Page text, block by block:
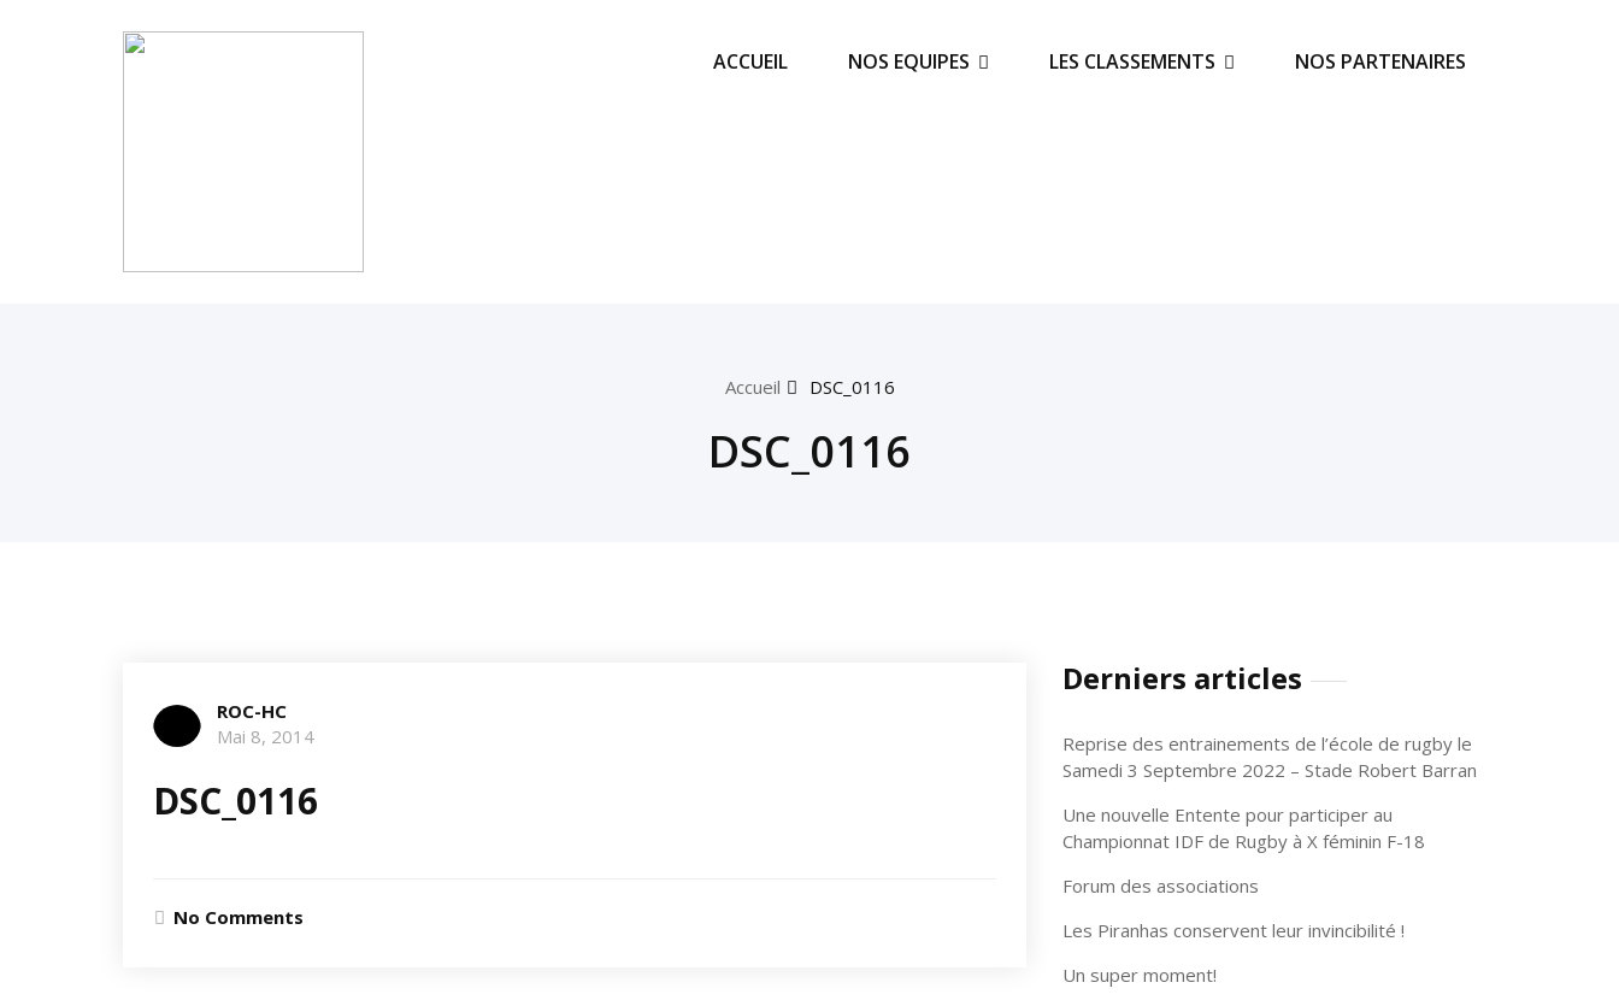
ACCUEIL NOS EQUIPES LES CLASSEMENTS NOS PARTENAIRES
Accueil DSC_0116
DSC_0116
ROC-HC
Mai 8, 2014
DSC_0116
No Comments
Derniers articles
Reprise des entrainements de l’école de rugby le
Samedi 3 Septembre 2022 – Stade Robert Barran
Une nouvelle Entente pour participer au
Championnat IDF de Rugby à X féminin F-18
Forum des associations
Les Piranhas conservent leur invincibilité !
Un super moment!